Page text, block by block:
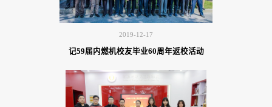
2019-12-17
记59届内燃机校友毕业60周年返校活动